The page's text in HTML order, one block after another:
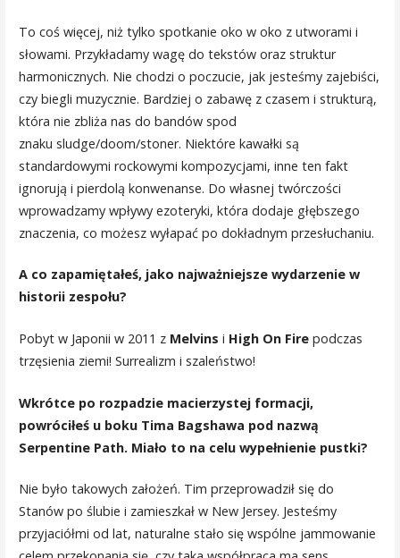
To coś więcej, niż tylko spotkanie oko w oko z utworami i
słowami. Przykładamy wagę do tekstów oraz struktur
harmonicznych. Nie chodzi o poczucie, jak jesteśmy zajebiści,
czy biegli muzycznie. Bardziej o zabawę z czasem i strukturą,
która nie zbliża nas do bandów spod
znaku sludge/doom/stoner. Niektóre kawałki są
standardowymi rockowymi kompozycjami, inne ten fakt
ignorują i pierdolą konwenanse. Do własnej twórczości
wprowadzamy wpływy ezoteryki, która dodaje głębszego
znaczenia, co możesz wyłapać po dokładnym przesłuchaniu.
A co zapamiętałeś, jako najważniejsze wydarzenie w
historii zespołu?
Pobyt w Japonii w 2011 z Melvins i High On Firepodczas
trzęsienia ziemi! Surrealizm i szaleństwo!
Wkrótce po rozpadzie macierzystej formacji,
powróciłeś u boku Tima Bagshawa pod nazwą
Serpentine Path. Miało to na celu wypełnienie pustki?
Nie było takowych założeń. Tim przeprowadził się do
Stanów po ślubie i zamieszkał w New Jersey. Jesteśmy
przyjaciółmi od lat, naturalne stało się wspólne jammowanie